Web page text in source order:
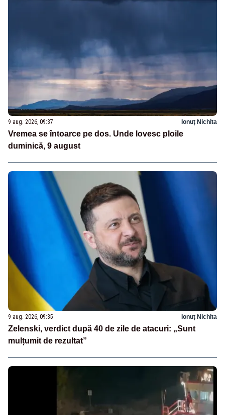
9 aug. 2026, 09:37 Ionuț Nichita
Vremea se întoarce pe dos. Unde lovesc ploile
duminică, 9 august
9 aug. 2026, 09:35 Ionuț Nichita
Zelenski, verdict după 40 de zile de atacuri: „Sunt
mulțumit de rezultat”